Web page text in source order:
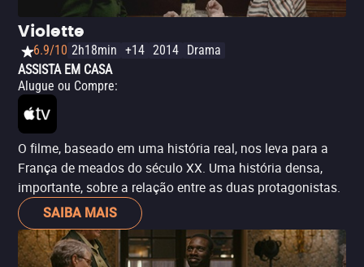
Violette
6.9/10 2h18min +14 2014 Drama
ASSISTA EM CASA
Alugue ou Compre:
O filme, baseado em uma história real, nos leva para a
França de meados do século XX. Uma história densa,
importante, sobre a relação entre as duas protagonistas.
SAIBA MAIS